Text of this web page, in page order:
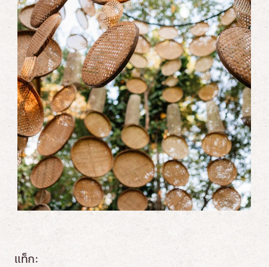
แท็ก: